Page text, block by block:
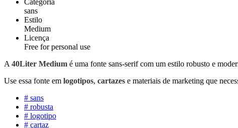
sans
Estilo
Medium
Licença
Free for personal use
A 40Liter Medium é uma fonte sans-serif com um estilo robusto e
Use essa fonte em logotipos, cartazes e materiais de marketing que
# sans
# robusta
# logotipo
# cartaz